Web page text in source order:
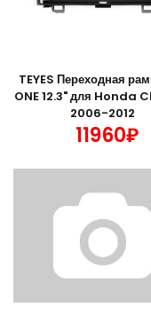
TEYES Переходная
ONE 12.3" для Honda
2006-2012
11960₽